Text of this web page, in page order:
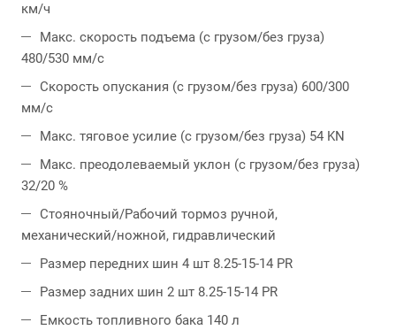
км/ч
Макс. скорость подъема (с грузом/без груза)
480/530 мм/с
Скорость опускания (с грузом/без груза) 600/300
мм/с
Макс. тяговое усилие (с грузом/без груза) 54 KN
Макс. преодолеваемый уклон (с грузом/без груза)
32/20 %
Стояночный/Рабочий тормоз ручной,
механический/ножной, гидравлический
Размер передних шин 4 шт 8.25-15-14 PR
Размер задних шин 2 шт 8.25-15-14 PR
Емкость топливного бака 140 л